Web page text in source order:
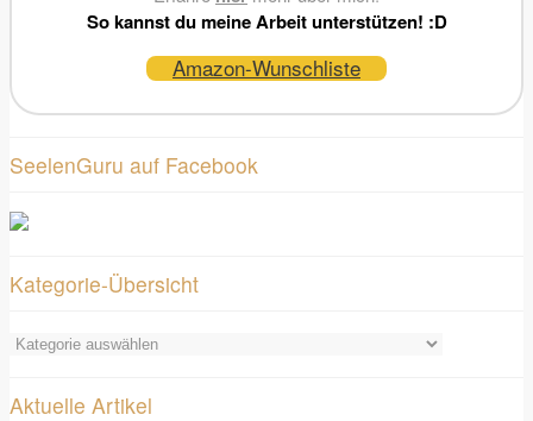
So kannst du meine Arbeit unterstützen! :D
Amazon-Wunschliste
SeelenGuru auf Facebook
Kategorie-Übersicht
Kategorie-
Aktuelle Artikel